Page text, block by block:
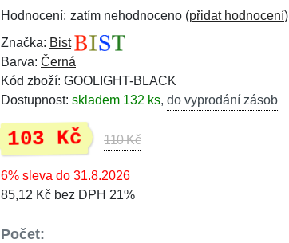
Hodnocení: zatím nehodnoceno (přidat hodnocení)
Značka: Bist
Barva: Černá
Kód zboží: GOOLIGHT-BLACK
Dostupnost: skladem 132 ks, do vyprodání zásob
103 Kč 110 Kč
6% sleva do 31.8.2026
85,12 Kč bez DPH 21%
Počet: